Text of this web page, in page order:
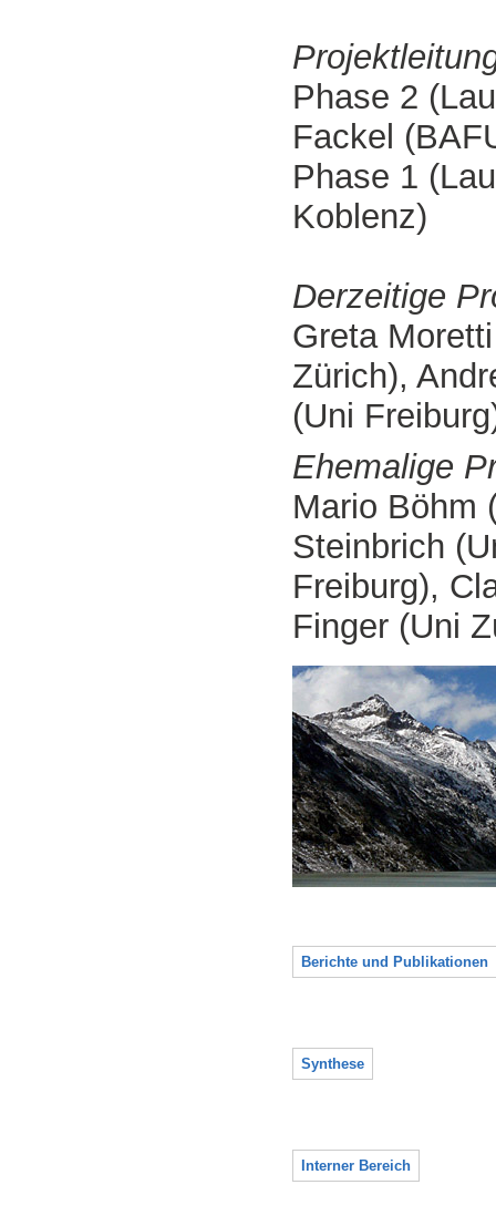
Phase 2
Fackel
Phase 1
Koblenz)
Derzeitige
Greta
Zürich),
(Uni
Ehemalige
Mario Böhm
Steinbrich
Freiburg),
Finger (Uni
Berichte und Publikationen
Synthese
Interner Bereich